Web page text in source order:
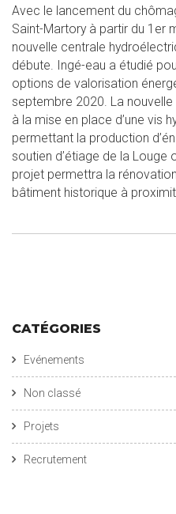
Avec le lancement du
Saint-Martory à partir du 1er
nouvelle centrale
débute. Ingé-eau a étudié
options de valorisation
septembre 2020. La
à la mise en place d’une vis
permettant la production
soutien d’étiage de la Louge
projet permettra la
bâtiment historique à
CATÉGORIES
Evénements
Non classé
Projets
Recrutement